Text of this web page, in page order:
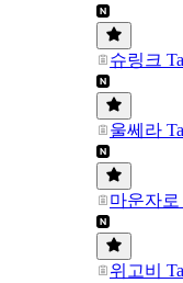
슈링크
울쎄라
마운자로
위고비